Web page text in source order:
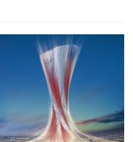
Сладан Йосипович
Эневольдсен (Сорен
(Томас Аугустинуссен,